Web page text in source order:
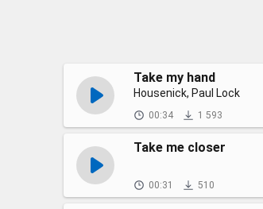
Take my hand
Housenick, Paul Lock
00:34 1 593
Take me closer
00:31 510